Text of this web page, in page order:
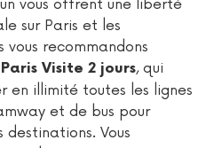
vous offrent une liberté
sur Paris et les
vous recommandons
Visite 2 jours, qui
en illimité toutes les lignes
et de bus pour
Vous